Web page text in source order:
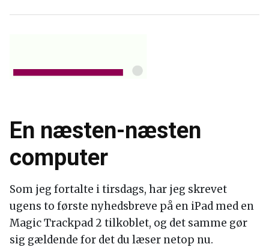
En næsten-næsten
computer
Som jeg fortalte i tirsdags, har jeg skrevet
ugens to første nyhedsbreve på en iPad med en
Magic Trackpad 2 tilkoblet, og det samme gør
sig gældende for det du læser netop nu.